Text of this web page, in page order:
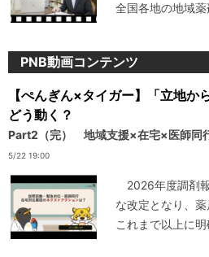
全国各地の地域薬
PNB動画コンテンツ
【ぺんぎん×タイガー】「立地か
どう動く？
Part2（完） 地域支援×在宅×医師同
5/22 19:00
2026年度調剤
な改定となり、
これまで以上に